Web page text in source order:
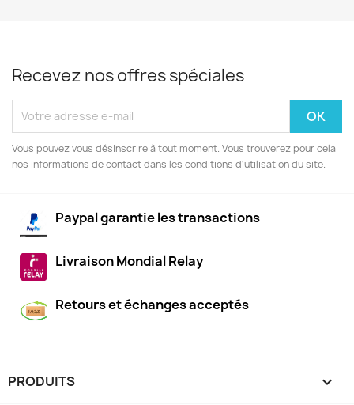
Recevez nos offres spéciales
Vous pouvez vous désinscrire à tout moment. Vous trouverez pour cela
nos informations de contact dans les conditions d'utilisation du site.
Paypal garantie les transactions
Livraison Mondial Relay
Retours et échanges acceptés
PRODUITS 